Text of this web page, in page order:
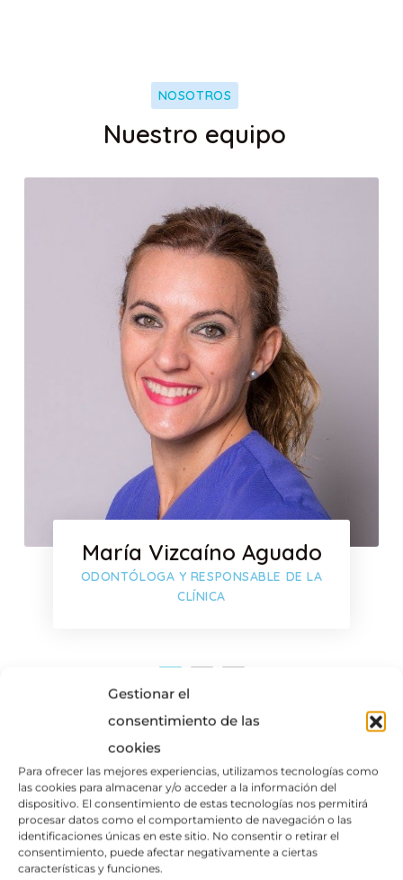
Gestionar el
consentimiento de las
cookies
Para ofrecer las mejores experiencias, utilizamos tecnologías como
las cookies para almacenar y/o acceder a la información del
dispositivo. El consentimiento de estas tecnologías nos permitirá
procesar datos como el comportamiento de navegación o las
identificaciones únicas en este sitio. No consentir o retirar el
consentimiento, puede afectar negativamente a ciertas
características y funciones.
NOSOTROS
Nuestro equipo
María Vizcaíno Aguado
ODONTÓLOGA Y RESPONSABLE DE LA
CLÍNICA